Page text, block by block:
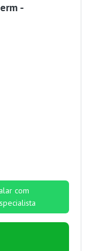
-
com